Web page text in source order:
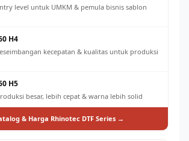
level untuk UMKM & pemula bisnis sablon
H4
kecepatan & kualitas untuk produksi
H5
besar, lebih cepat & warna lebih solid
& Harga Rhinotec DTF Series →